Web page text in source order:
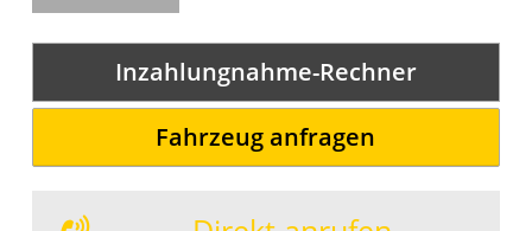
Inzahlungnahme-Rechner
Fahrzeug anfragen